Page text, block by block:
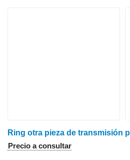
Precio a consultar